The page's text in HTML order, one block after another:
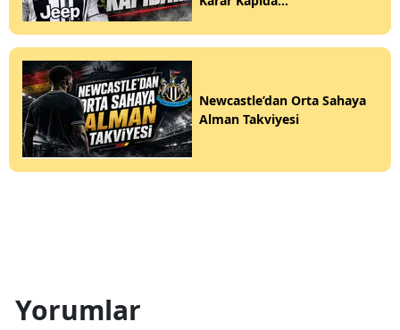
Newcastle’dan Orta Sahaya
Alman Takviyesi
Yorumlar